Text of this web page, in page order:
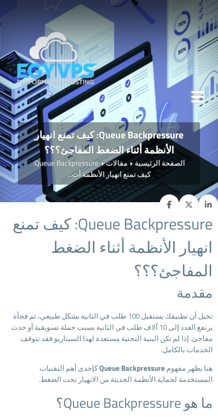
Queue Backpressure: كيف تمنع انهيار
الأنظمة أثناء الضغط المفاجئ؟؟؟
الصفحة الرئيسية مقالات
Queue Backpressure:
كيف تمنع انهيار الأنظمة أث...
Queue Backpressure: كيف تمنع
انهيار الأنظمة أثناء الضغط
المفاجئ؟؟؟
مقدمة
تخيل أن تطبيقك يستقبل 100 طلب في الثانية بشكل طبيعي، ثم فجأة
يرتفع العدد إلى 10 آلاف طلب في الثانية بسبب حملة تسويقية أو حدث
مفاجئ. إذا لم تكن البنية التحتية مستعدة لهذا السيناريو فقد تتوقف
الخدمات بالكامل.
هنا يظهر مفهوم Queue Backpressureكإحدى أهم التقنيات
المستخدمة لحماية الأنظمة الحديثة من الانهيار تحت الضغط.
ما هو Queue Backpressure؟